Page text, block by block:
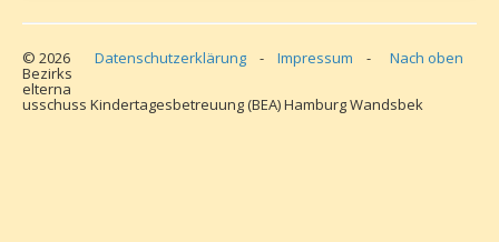
Nach oben
Datenschutzerklärung - Impressum -
© 2026
Bezirks
elterna
usschuss Kindertagesbetreuung (BEA) Hamburg Wandsbek